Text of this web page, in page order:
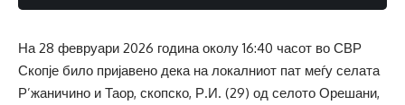
На 28 февруари 2026 година околу 16:40 часот во СВР
Скопје било пријавено дека на локалниот пат меѓу селата
Р’жаничино и Таор, скопско, Р.И. (29) од селото Орешани,